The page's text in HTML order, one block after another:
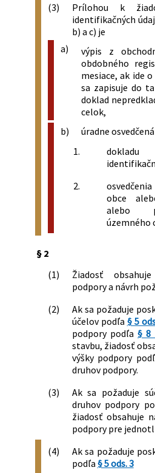
(3)
Prílohou k
identifikačných
b) a c) je
a)
výpis z
obdobného
mesiace, ak ide
sa zapisuje do
doklad
celok,
b)
úradne
1.
2.
obce
alebo
územného
§ 2
(1)
Žiadosť
podpory a návrh
(2)
Ak sa požaduje
účelov podľa § 5
podpory podľa§ 8
stavbu, žiadosť
výšky podpory
druhov podpory.
(3)
Ak sa požaduje
druhov podpory
žiadosť obsahuje
podpory pre
(4)
Ak sa požaduje
podľa § 5 ods. 3